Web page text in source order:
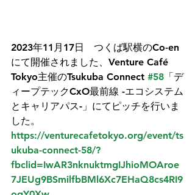
2023年11月17日　つくば駅横のCo-en
にて開催されました、Venture Café
Tokyo主催のTsukuba Connect #58 「デ
ィープテックCxO最前線 -エコシステム
とキャリアパス-」にてピッチを行いま
した。
https://venturecafetokyo.org/event/ts
ukuba-connect-58/?
fbclid=IwAR3nknuktmgIJhioMOAroe
7JEUg9BSmilfbBMl6Xc7EHaQ8cs4RI9